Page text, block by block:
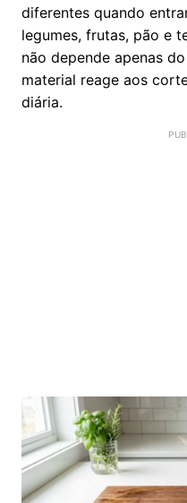
diferentes quando
legumes, frutas, pão e
não depende apenas
material reage aos
diária.